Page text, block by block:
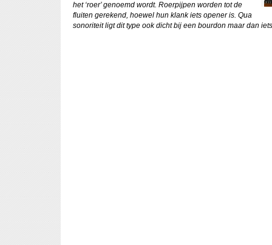
het ‘roer’ genoemd wordt. Roerpijpen worden tot de
fluiten gerekend, hoewel hun klank iets opener is. Qua
sonoriteit ligt dit type ook dicht bij een bourdon maar dan